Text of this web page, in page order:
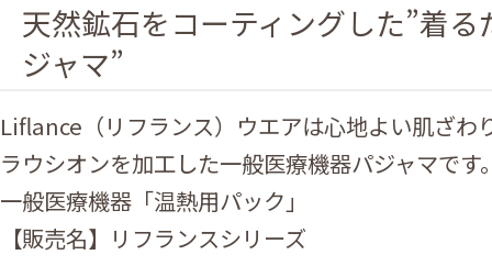
天然鉱石をコーティングした”着
ジャマ”
Liflance（リフランス）ウエアは心地よい肌ざわ
ラウシオンを加工した一般医療機器パジャマです
一般医療機器「温熱用パック」
【販売名】リフランスシリーズ